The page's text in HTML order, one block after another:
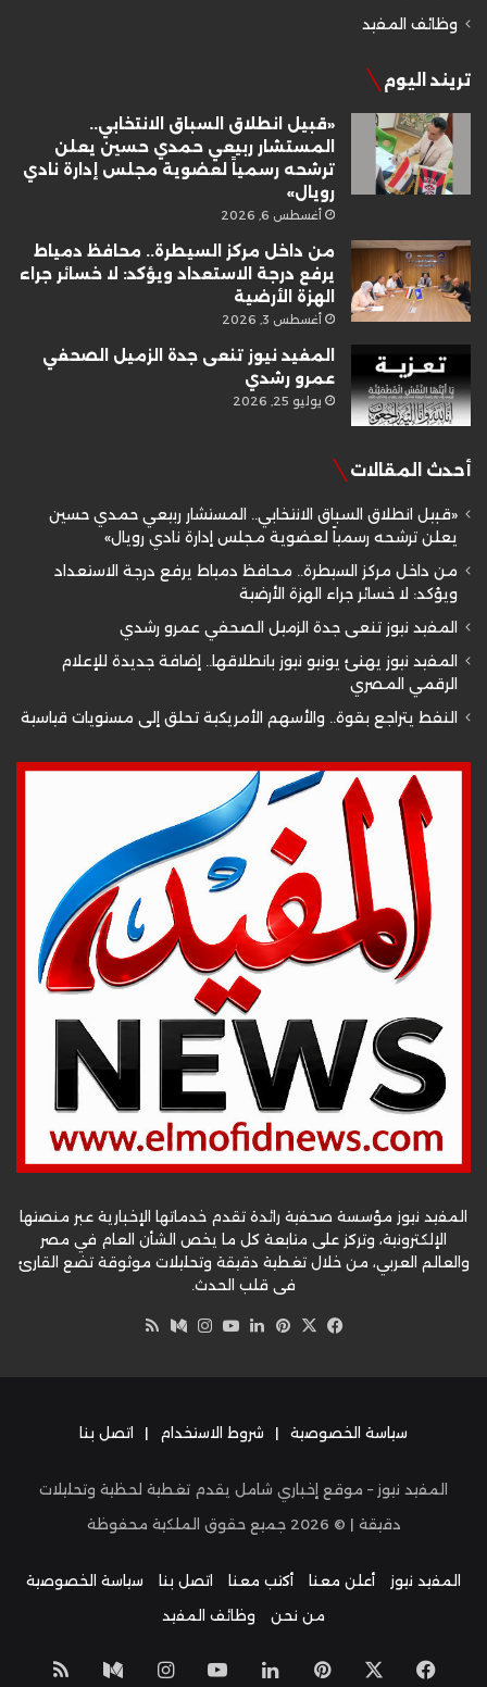
وظائف المفيد
تريند اليوم
«قبيل انطلاق السباق الانتخابي..
المستشار ربيعي حمدي حسين يعلن
ترشحه رسمياً لعضوية مجلس إدارة نادي
رويال»
أغسطس 6, 2026
من داخل مركز السيطرة.. محافظ دمياط
يرفع درجة الاستعداد ويؤكد: لا خسائر جراء
الهزة الأرضية
أغسطس 3, 2026
المفيد نيوز تنعى جدة الزميل الصحفي
عمرو رشدي
يوليو 25, 2026
أحدث المقالات
«قبيل انطلاق السباق الانتخابي.. المستشار ربيعي حمدي حسين
يعلن ترشحه رسمياً لعضوية مجلس إدارة نادي رويال»
من داخل مركز السيطرة.. محافظ دمياط يرفع درجة الاستعداد
ويؤكد: لا خسائر جراء الهزة الأرضية
المفيد نيوز تنعى جدة الزميل الصحفي عمرو رشدي
المفيد نيوز يهنئ يونيو نيوز بانطلاقها.. إضافة جديدة للإعلام
الرقمي المصري
النفط يتراجع بقوة.. والأسهم الأمريكية تحلق إلى مستويات قياسية
المفيد نيوز مؤسسة صحفية رائدة تقدم خدماتها الإخبارية عبر منصتها
الإلكترونية، وتركز على متابعة كل ما يخص الشأن العام في مصر
والعالم العربي، من خلال تغطية دقيقة وتحليلات موثوقة تضع القارئ
في قلب الحدث.
فيسبوك
‫X بينتيريست
لينكدإن‫YouTube
انستقرام
وسط
سياسة الخصوصية | شروط الاستخدام | اتصل بنا
المفيد نيوز – موقع إخباري شامل يقدم تغطية لحظية وتحليلات
دقيقة | © 2026 جميع حقوق الملكية محفوظة
المفيد نيوز أعلن معنا أكتب معنا اتصل بنا
سياسة الخصوصية
من نحن
وظائف المفيد
فيسبوك بينتيريست
لينكدإن‫YouTube
انستقراموسط